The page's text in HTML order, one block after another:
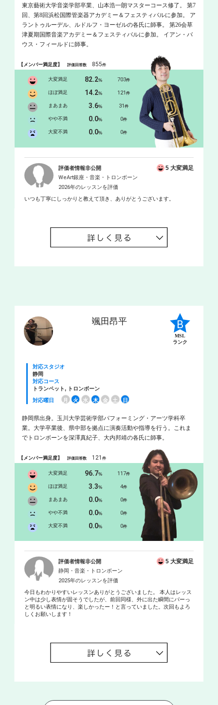
東京藝術大学音楽学部卒業、山本浩一朗マスターコース修了。 第7
回、第8回浜松国際管楽器アカデミー＆フェスティバルに参加。 ア
ラントゥルーデル、ルドルフ・ヨーゼルの各氏に師事。 第26会草
津夏期国際音楽アカデミー＆フェスティバルに参加。 イアン・バ
ウス・フィールドに師事。
【メンバー満足度】評価回答数 855件
大変満足 82.2% 703件
ほぼ満足 14.2% 121 件
まあまあ 3.6% 31 件
やや不満 0.0% 0件
大変不満 0.0% 0件
評価者情報非公開 5 大変満足
WeArt銀座・音楽・トロンボーン
2026年のレッスンを評価
いつも丁寧にしっかりと教えて頂き、ありがとうございます。
颯田昂平
MSL
ランク
対応スタジオ
静岡
対応コース
トランペット, トロンボーン
対応曜日
月 火 水 木 金 土 日
静岡県出身。玉川大学芸術学部パフォーミング・アーツ学科卒
業。大学卒業後、県中部を拠点に演奏活動や指導を行う。これま
でトロンボーンを深澤真紀子、大内邦靖の各氏に師事。
【メンバー満足度】評価回答数 121件
大変満足 96.7% 117件
ほぼ満足 3.3% 4件
まあまあ 0.0% 0件
やや不満 0.0% 0件
大変不満 0.0% 0件
評価者情報非公開 5 大変満足
静岡・音楽・トロンボーン
2025年のレッスンを評価
今日もわかりやすいレッスンありがとうございました。 本人はレッス
ン中は少し表情が固そうでしたが、前回同様、外に出た瞬間にパーっ
と明るい表情になり、楽しかったー！と言っていました。次回もよろ
しくお願いします！